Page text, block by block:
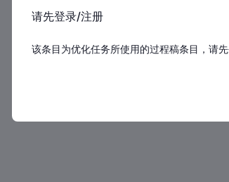
请先登录/注册
该条目为优化任务所使用的过程稿条目，请先